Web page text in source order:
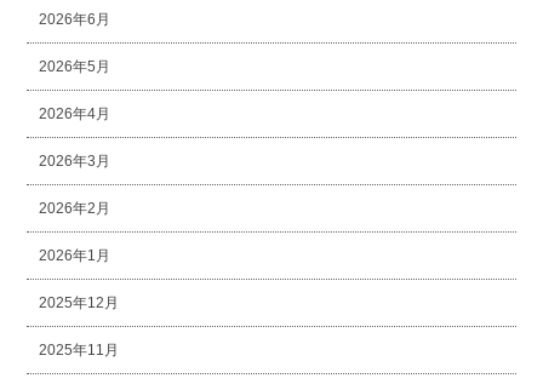
2026年6月
2026年5月
2026年4月
2026年3月
2026年2月
2026年1月
2025年12月
2025年11月